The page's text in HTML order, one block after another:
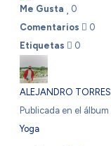
Me Gusta
0
Comentarios
0
Etiquetas
0
ALEJANDRO TORRES
Publicada en el álbum
Yoga